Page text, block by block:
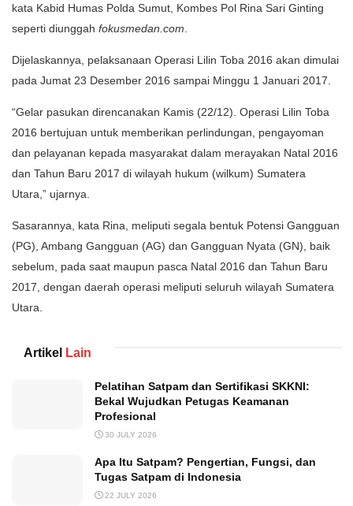
kata Kabid Humas Polda Sumut, Kombes Pol Rina Sari Ginting
seperti diunggah fokusmedan.com
Dijelaskannya, pelaksanaan Operasi Lilin Toba 2016 akan dimulai
pada Jumat 23 Desember 2016 sampai Minggu 1 Januari 2017.
“Gelar pasukan direncanakan Kamis (22/12). Operasi Lilin Toba
2016 bertujuan untuk memberikan perlindungan, pengayoman
dan pelayanan kepada masyarakat dalam merayakan Natal 2016
dan Tahun Baru 2017 di wilayah hukum (wilkum) Sumatera
Utara,” ujarnya.
Sasarannya, kata Rina, meliputi segala bentuk Potensi Gangguan
(PG), Ambang Gangguan (AG) dan Gangguan Nyata (GN), baik
sebelum, pada saat maupun pasca Natal 2016 dan Tahun Baru
2017, dengan daerah operasi meliputi seluruh wilayah Sumatera
Utara.
Artikel Lain
Pelatihan Satpam dan Sertifikasi SKKNI:
Bekal Wujudkan Petugas Keamanan
Profesional
30 JULY 2026
Apa Itu Satpam? Pengertian, Fungsi, dan
Tugas Satpam di Indonesia
22 JULY 2026